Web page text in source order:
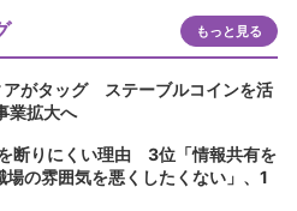
もっと見る
アがタッグ ステーブルコインを活
業拡大へ
を断りにくい理由 3位「情報共有を
の雰囲気を悪くしたくない」、1